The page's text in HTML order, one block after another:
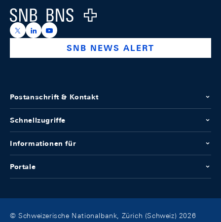
Logo
https://x.com/snb_bns
https://ch.linkedin.com/company/swiss-national-
https://www.youtube.com/@swissnationalbank
SNB NEWS ALERT
Postanschrift & Kontakt
Schnellzugriffe
Informationen für
Portale
© Schweizerische Nationalbank, Zürich (Schweiz) 2026